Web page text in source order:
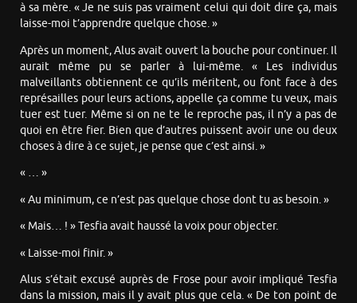
à sa mère. « Je ne suis pas vraiment celui qui doit dire ça, mais
laisse-moi t’apprendre quelque chose. »
Après un moment, Alus avait ouvert la bouche pour continuer. Il
aurait même pu se parler à lui-même. « Les individus
malveillants obtiennent ce qu’ils méritent, ou font face à des
représailles pour leurs actions, appelle ça comme tu veux, mais
tuer est tuer. Même si on ne te le reproche pas, il n’y a pas de
quoi en être fier. Bien que d’autres puissent avoir une ou deux
choses à dire à ce sujet, je pense que c’est ainsi. »
« … »
« Au minimum, ce n’est pas quelque chose dont tu as besoin. »
« Mais… ! » Tesfia avait haussé la voix pour objecter.
« Laisse-moi finir. »
Alus s’était excusé auprès de Frose pour avoir impliqué Tesfia
dans la mission, mais il y avait plus que cela. « De ton point de